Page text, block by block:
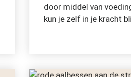
door middel van
kun je zelf in je kracht